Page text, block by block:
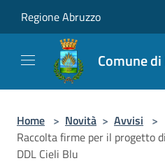
Regione Abruzzo
Comune
Home > Novità > Avvisi >
Raccolta firme per il progetto
DDL Cieli Blu